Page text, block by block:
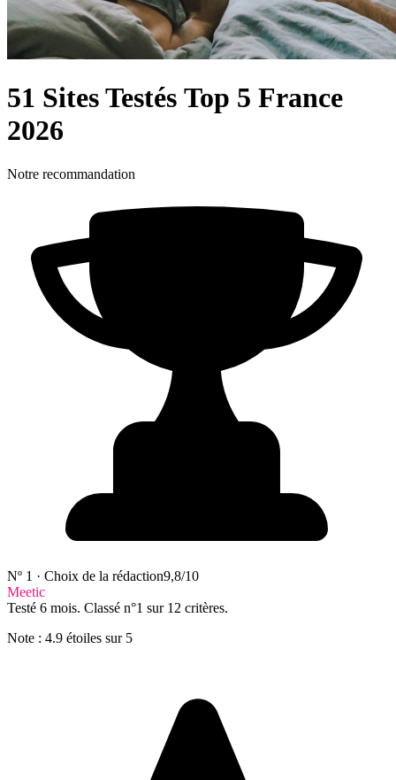
51 Sites Testés Top 5 France
2026
Notre recommandation
Nº 1 · Choix de la rédaction9,8/10
Meetic
Testé 6 mois. Classé n°1 sur 12 critères.
Note : 4.9 étoiles sur 5